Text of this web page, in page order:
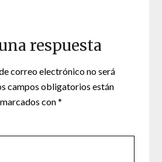
respuesta
correo electrónico no será
campos obligatorios están
marcados con*